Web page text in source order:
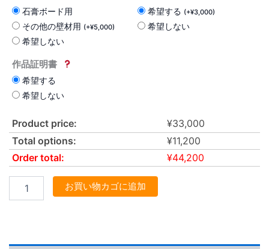
石膏ボード用
その他の壁材用 (+¥5,000)
希望しない
希望する (+¥3,000)
希望しない
作品証明書
希望する
希望しない
Product price: ¥33,000
Total options:
¥11,200
Order total:
¥44,200
お買い物カゴに追加